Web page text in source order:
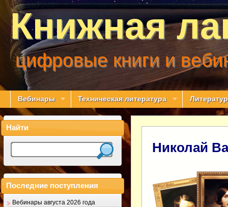
Книжная
цифровые книги и
Вебинары Техническая литература
Николай
Найти
Последние поступления
Вебинары августа 2026 года